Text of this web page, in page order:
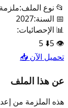
📂 نوع الملف:ملزمة
📅 السنة:2027
📊 الإحصائيات:
👁️
5
⬇️
5
تحميل الآن 📥
عن هذا الملف
هذه الملزمة من